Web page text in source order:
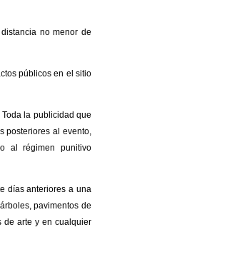
no menor de
públicos en el sitio
la publicidad que
posteriores al evento,
al régimen punitivo
días anteriores a una
pavimentos de
de arte y en cualquier